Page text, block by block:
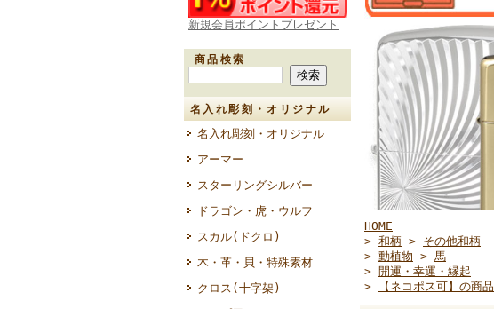
新規会員ポイントプレゼント
商品検索
名入れ彫刻・オリジナル
名入れ彫刻・オリジナル
アーマー
スターリングシルバー
ドラゴン・虎・ウルフ
スカル(ドクロ)
木・革・貝・特殊素材
クロス(十字架)
HOME
> 和柄 > その他和柄
> 動植物 > 馬
> 開運・幸運・縁起
>
【ネコポス可】の商品